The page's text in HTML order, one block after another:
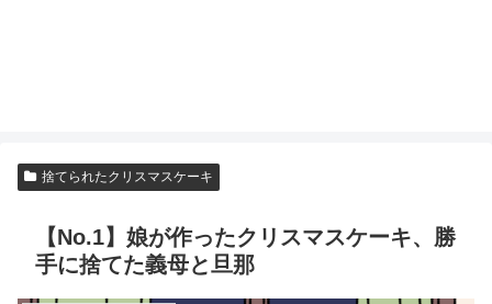
捨てられたクリスマスケーキ
【No.1】娘が作ったクリスマスケーキ、勝
手に捨てた義母と旦那